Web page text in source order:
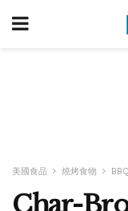
美國食品 燒烤食物
Char-